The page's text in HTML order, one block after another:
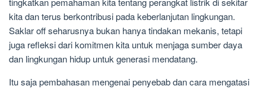
kita dan terus berkontribusi pada keberlanjutan lingkungan.
Saklar off seharusnya bukan hanya tindakan mekanis, tetapi
juga refleksi dari komitmen kita untuk menjaga sumber daya
dan lingkungan hidup untuk generasi mendatang.
Itu saja pembahasan mengenai penyebab dan cara mengatasi